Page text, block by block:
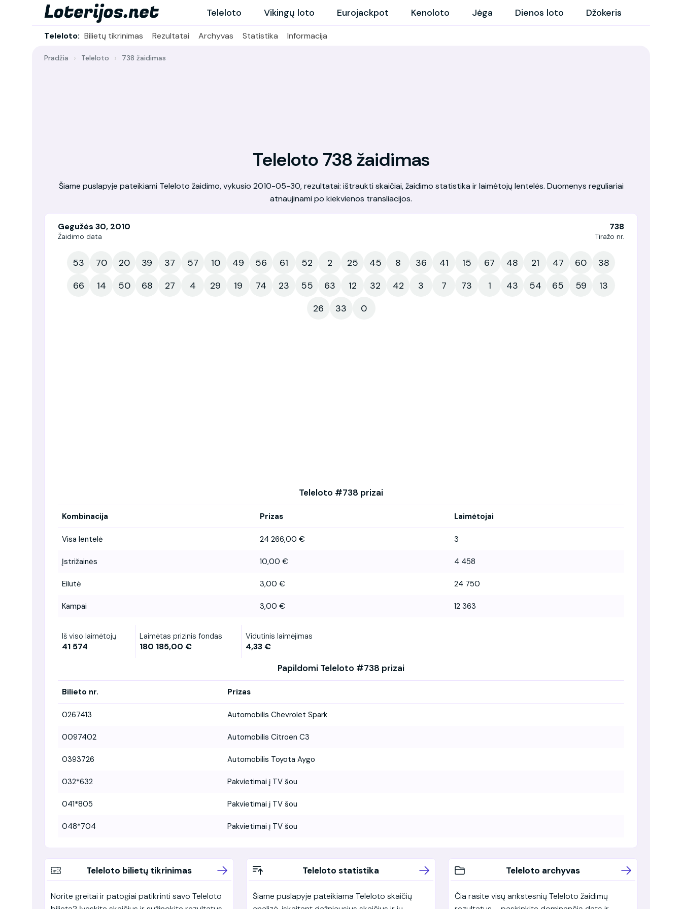
Teleloto Vikingų loto Eurojackpot Kenoloto Jėga Dienos loto Džokeris
Teleloto: Bilietų tikrinimas Rezultatai Archyvas Statistika Informacija
Pradžia Teleloto 738 žaidimas
Teleloto 738 žaidimas
Šiame puslapyje pateikiami Teleloto žaidimo, vykusio 2010-05-30, rezultatai: ištraukti skaičiai, žaidimo statistika ir laimėtojų lentelės. Duomenys reguliariai
atnaujinami po kiekvienos transliacijos.
Gegužės 30, 2010
Žaidimo data
738
Tiražo nr.
53 70 20 39 37 57 10 49 56 61 52 2 25 45 8 36 41 15 67 48 21 47 60
38
66
14 50 68 27 4 29 19 74 23 55 63 12 32 42 3 7 73 1 43 54 65 59
13
26
33 0
Teleloto #738 prizai
Kombinacija Prizas Laimėtojai
Visa lentelė 24 266,00 € 3
Įstrižainės 10,00 € 4 458
Eilutė 3,00 € 24 750
Kampai 3,00 € 12 363
Iš viso laimėtojų
41 574
Laimėtas prizinis fondas
180 185,00 €
Vidutinis laimėjimas
4,33 €
Papildomi Teleloto #738 prizai
Bilieto nr. Prizas
0267413 Automobilis Chevrolet Spark
0097402 Automobilis Citroen C3
0393726 Automobilis Toyota Aygo
032*632 Pakvietimai į TV šou
041*805 Pakvietimai į TV šou
048*704 Pakvietimai į TV šou
Teleloto bilietų tikrinimas
Norite greitai ir patogiai patikrinti savo Teleloto
Teleloto statistika
Šiame puslapyje pateikiama Teleloto skaičių
Teleloto archyvas
Čia rasite visų ankstesnių Teleloto žaidimų